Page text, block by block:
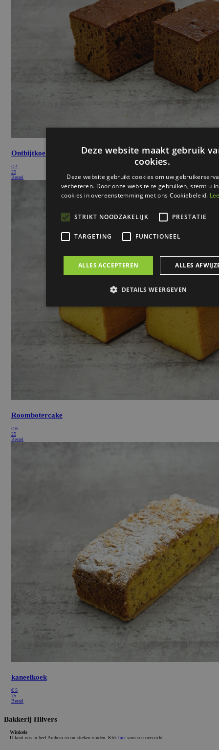
Ontbijtkoek
€ 4
25
Bestel
Roombotercake
€ 6
25
Bestel
kaneelkoek
€ 5
75
Bestel
Bakkerij Hilvers
Winkels
U kunt ons in heel Arnhem en omstreken vinden. Klik hiervoor een overzicht.